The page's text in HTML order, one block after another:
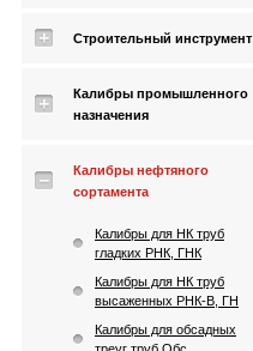
Строительный инструмент
Калибры промышленного
назначения
Калибры нефтяного
сортамента
Калибры для НК труб
гладких РНК, ГНК
Калибры для НК труб
высаженных РНК-В, ГН
Калибры для обсадных